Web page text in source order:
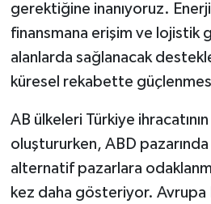
gerektiğine inanıyoruz.
finansmana erişim ve lojistik
alanlarda sağlanacak
küresel rekabette
AB ülkeleri Türkiye
oluştururken, ABD
alternatif pazarlara
kez daha gösteriyor.